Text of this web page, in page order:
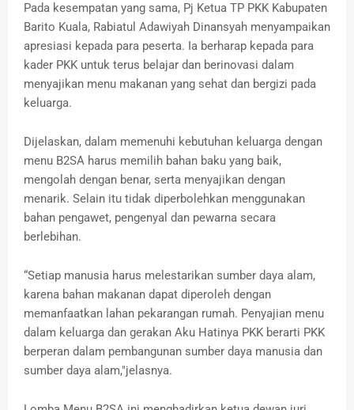
Pada kesempatan yang sama, Pj Ketua TP PKK Kabupaten
Barito Kuala, Rabiatul Adawiyah Dinansyah menyampaikan
apresiasi kepada para peserta. Ia berharap kepada para
kader PKK untuk terus belajar dan berinovasi dalam
menyajikan menu makanan yang sehat dan bergizi pada
keluarga.
Dijelaskan, dalam memenuhi kebutuhan keluarga dengan
menu B2SA harus memilih bahan baku yang baik,
mengolah dengan benar, serta menyajikan dengan
menarik. Selain itu tidak diperbolehkan menggunakan
bahan pengawet, pengenyal dan pewarna secara
berlebihan.
“Setiap manusia harus melestarikan sumber daya alam,
karena bahan makanan dapat diperoleh dengan
memanfaatkan lahan pekarangan rumah. Penyajian menu
dalam keluarga dan gerakan Aku Hatinya PKK berarti PKK
berperan dalam pembangunan sumber daya manusia dan
sumber daya alam,"jelasnya.